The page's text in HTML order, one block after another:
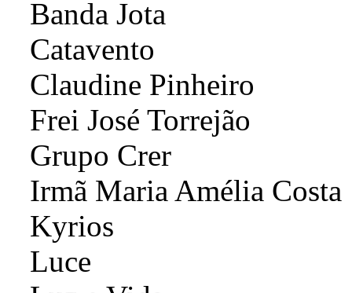
Banda Jota
Catavento
Claudine Pinheiro
Frei José Torrejão
Grupo Crer
Irmã Maria Amélia Costa
Kyrios
Luce